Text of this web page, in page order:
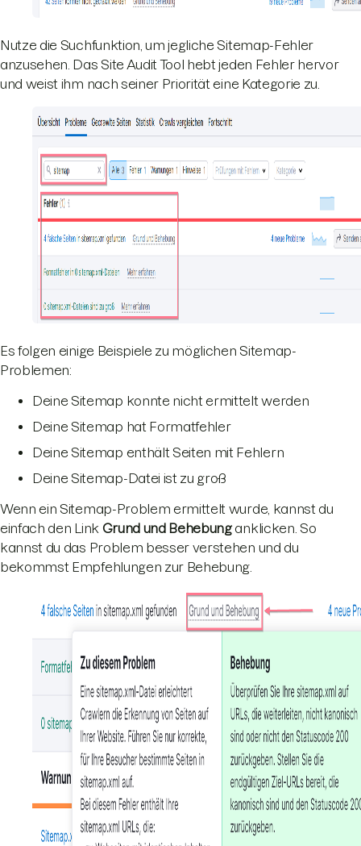
Nutze die Suchfunktion, um jegliche Sitemap-Fehler
anzusehen. Das Site Audit Tool hebt jeden Fehler hervor
und weist ihm nach seiner Priorität eine Kategorie zu.
Es folgen einige Beispiele zu möglichen Sitemap-
Problemen:
Deine Sitemap konnte nicht ermittelt werden
Deine Sitemap hat Formatfehler
Deine Sitemap enthält Seiten mit Fehlern
Deine Sitemap-Datei ist zu groß
Wenn ein Sitemap-Problem ermittelt wurde, kannst du
einfach den Link Grund und Behebunganklicken. So
kannst du das Problem besser verstehen und du
bekommst Empfehlungen zur Behebung.